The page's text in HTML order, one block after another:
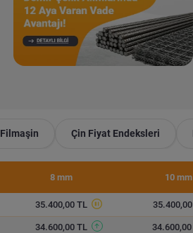
Çin Fiyat Endeksleri
8 mm 10 mm
35.400,00 TL
34.600,00 TL 34.600,00